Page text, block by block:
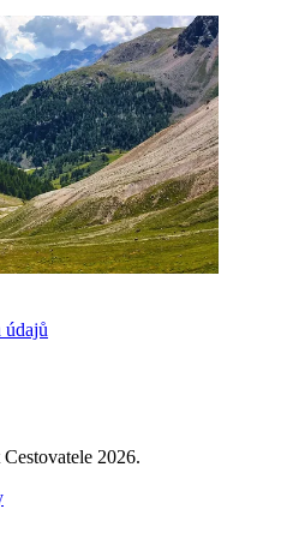
údajů
2026.